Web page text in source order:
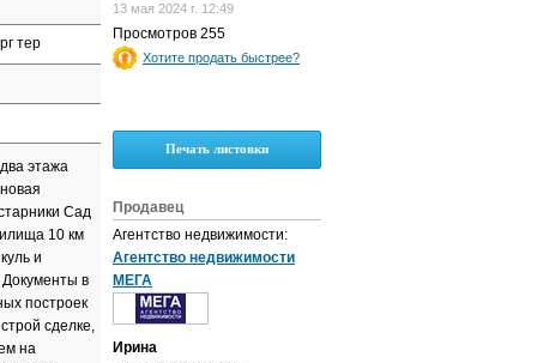
тер
этажа
Сад
10 км
и
в
построек
сделке,
на
13 мая 2024 г. 12:49
Просмотров 255
Хотите продать быстрее?
Печать листовки
Продавец
Агентство недвижимости:
Агентство недвижимости
МЕГА
Ирина